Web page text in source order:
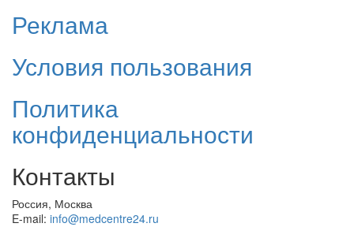
Реклама
Условия пользования
Политика
конфиденциальности
Контакты
Россия, Москва
E-mail: info@medcentre24.ru